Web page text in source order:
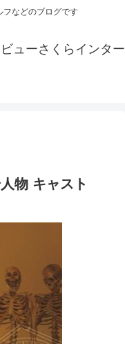
フなどのブログです
ューさくらインター
人物 キャスト